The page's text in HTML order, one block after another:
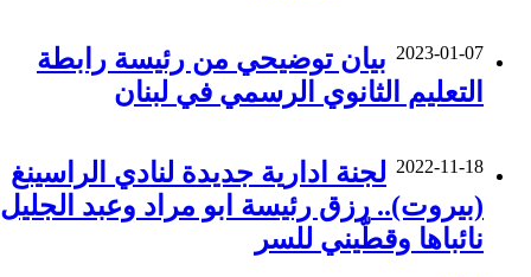
2023-01-07 بيان توضيحي من رئيسة رابطة
التعليم الثانوي الرسمي في لبنان
2022-11-18 لجنة ادارية جديدة لنادي الراسينغ
(بيروت).. رزق رئيسة ابو مراد وعبد الجليل
نائباها وقطّيني للسر